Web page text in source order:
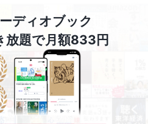
ディオブック
放題で月額833円